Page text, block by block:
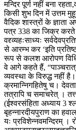
मन्दिर पूर्ण नहीं बना
किसी शुभ दिन में उत्तम
वैदिक शास्त्रों के ज्ञाता
पत्र 338 का जिक्र करते
वद्द्व्यहःसाध्यः
से आरम्भ कर ‘इति
रूप से कलश आरोपण
वे आगे कहते हैं,
व्यवस्था के विरुद्ध नहीं
क्रमान्निगहितेषु च।
तत्रापि च समाचरेत् ।
(ईश्वरसंहिता अध्याय 3
बृहन्नारदीयपुराण का
यः प्रविशेन्नवमन्दिरम् ।